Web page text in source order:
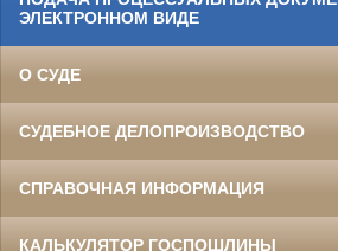
ЭЛЕКТРОННОМ ВИДЕ
О СУДЕ
СУДЕБНОЕ ДЕЛОПРОИЗВОДСТВО
СПРАВОЧНАЯ ИНФОРМАЦИЯ
КАЛЬКУЛЯТОР ГОСПОШЛИНЫ